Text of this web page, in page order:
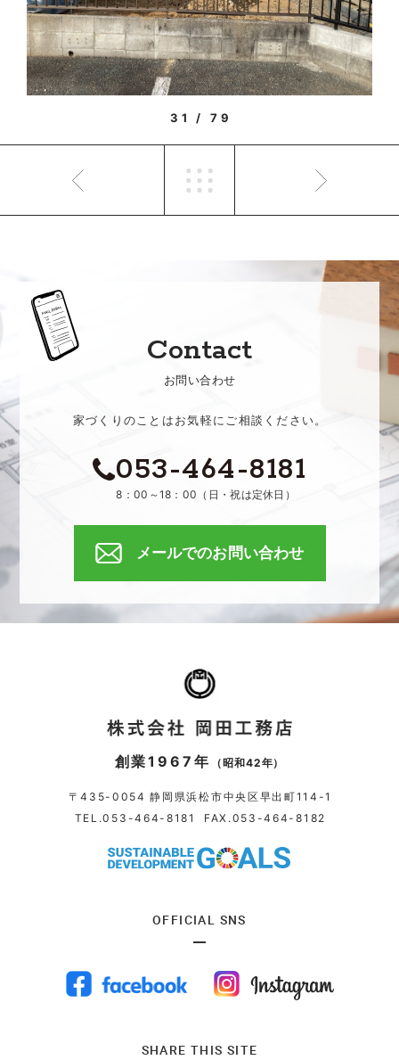
31 / 79
Contact
お問い合わせ
家づくりのことはお気軽にご相談ください。
053-464-8181
8：00～18：00（日・祝は定休日）
メールでのお問い合わせ
創業1967年 （昭和42年）
〒435-0054 静岡県浜松市中央区早出町114-1
TEL.053-464-8181 FAX.053-464-8182
OFFICIAL SNS
SHARE THIS SITE